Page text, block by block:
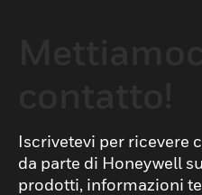
Iscrivetevi per ricevere
da parte di Honeywell
prodotti, informazioni